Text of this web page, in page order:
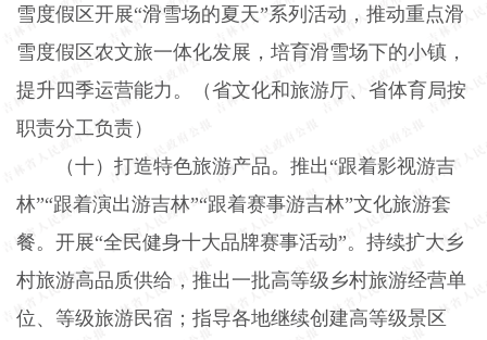
雪度假区开展“滑雪场的夏天”系列活动，推动重点滑
雪度假区农文旅一体化发展，培育滑雪场下的小镇，
提升四季运营能力。（省文化和旅游厅、省体育局按
职责分工负责）
（十）打造特色旅游产品。 推出“跟着影视游吉
林”“跟着演出游吉林”“跟着赛事游吉林”文化旅游套
餐。开展“全民健身十大品牌赛事活动”。持续扩大乡
村旅游高品质供给，推出一批高等级乡村旅游经营单
位、等级旅游民宿；指导各地继续创建高等级景区